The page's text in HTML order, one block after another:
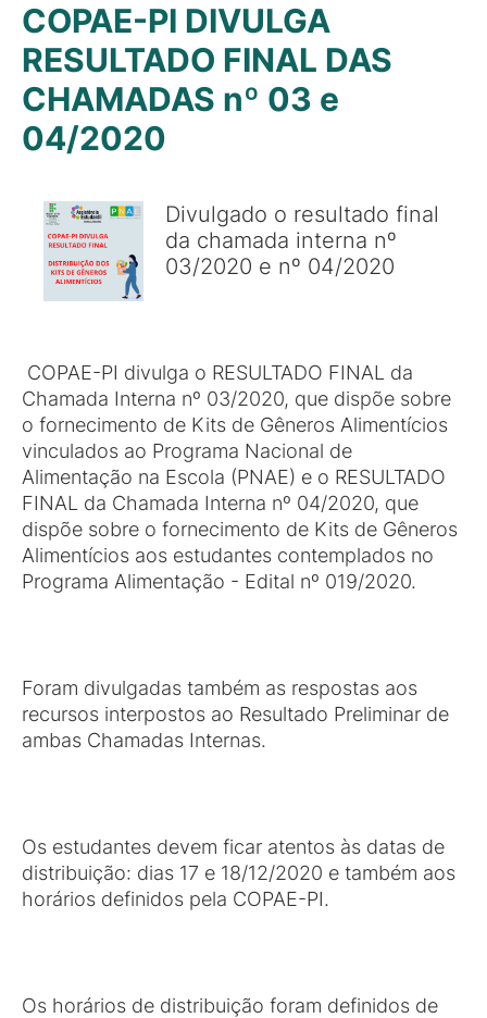
COPAE-PI DIVULGA
RESULTADO FINAL DAS
CHAMADAS nº 03 e
04/2020
Divulgado o resultado final
da chamada interna nº
03/2020 e nº 04/2020
COPAE-PI divulga o RESULTADO FINAL da
Chamada Interna nº 03/2020, que dispõe sobre
o fornecimento de Kits de Gêneros Alimentícios
vinculados ao Programa Nacional de
Alimentação na Escola (PNAE) e o RESULTADO
FINAL da Chamada Interna nº 04/2020, que
dispõe sobre o fornecimento de Kits de Gêneros
Alimentícios aos estudantes contemplados no
Programa Alimentação - Edital nº 019/2020.
Foram divulgadas também as respostas aos
recursos interpostos ao Resultado Preliminar de
ambas Chamadas Internas.
Os estudantes devem ficar atentos às datas de
distribuição: dias 17 e 18/12/2020 e também aos
horários definidos pela COPAE-PI.
Os horários de distribuição foram definidos de